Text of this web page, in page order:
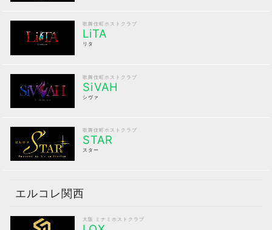
歌舞伎町ホストクラブ
LiTA
リタ
歌舞伎町ホストクラブ
SiVAH
シヴァ
歌舞伎町ホストクラブ
STAR
スター
エルコレ関西
大阪 ミナミホストクラブ